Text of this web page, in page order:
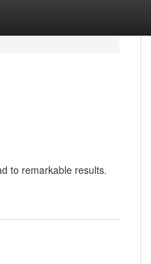
to remarkable results.